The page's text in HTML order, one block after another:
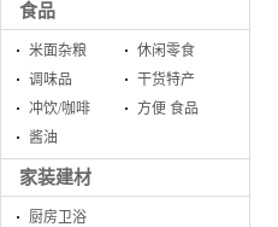
食品
米面杂粮
休闲零食
调味品
干货特产
冲饮/咖啡
方便 食品
酱油
家装建材
厨房卫浴